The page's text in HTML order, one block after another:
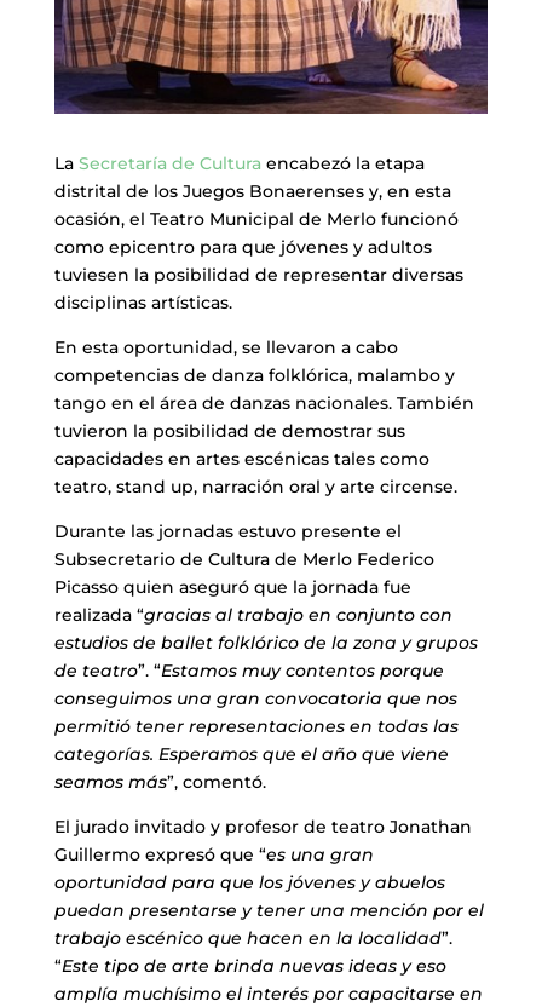
La Secretaría de Cultura encabezó la etapa
distrital de los Juegos Bonaerenses y, en esta
ocasión, el Teatro Municipal de Merlo funcionó
como epicentro para que jóvenes y adultos
tuviesen la posibilidad de representar diversas
disciplinas artísticas.
En esta oportunidad, se llevaron a cabo
competencias de danza folklórica, malambo y
tango en el área de danzas nacionales. También
tuvieron la posibilidad de demostrar sus
capacidades en artes escénicas tales como
teatro, stand up, narración oral y arte circense.
Durante las jornadas estuvo presente el
Subsecretario de Cultura de Merlo Federico
Picasso quien aseguró que la jornada fue
realizada “gracias al trabajo en conjunto con
estudios de ballet folklórico de la zona y grupos
de teatro”. “Estamos muy contentos porque
conseguimos una gran convocatoria que nos
permitió tener representaciones en todas las
categorías. Esperamos que el año que viene
seamos más”, comentó.
El jurado invitado y profesor de teatro Jonathan
Guillermo expresó que “es una gran
oportunidad para que los jóvenes y abuelos
puedan presentarse y tener una mención por el
trabajo escénico que hacen en la localidad”.
“Este tipo de arte brinda nuevas ideas y eso
amplía muchísimo el interés por capacitarse en